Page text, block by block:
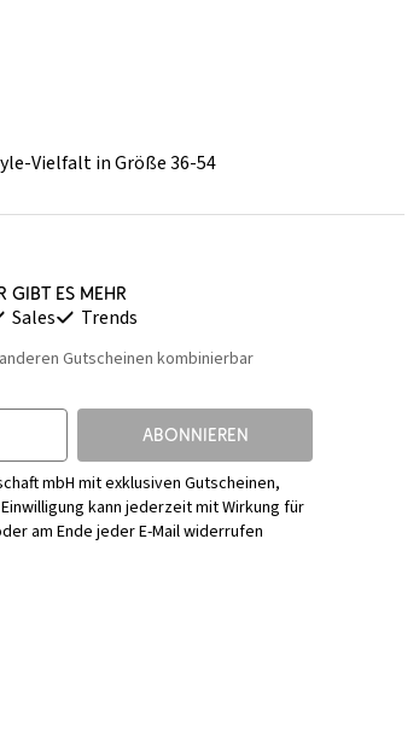
Vielfalt in Größe 36-54
gibt es mehr
Sales Trends
Gutscheinen kombinierbar
ABONNIEREN
mbH mit exklusiven Gutscheinen,
kann jederzeit mit Wirkung für
am Ende jeder E-Mail widerrufen